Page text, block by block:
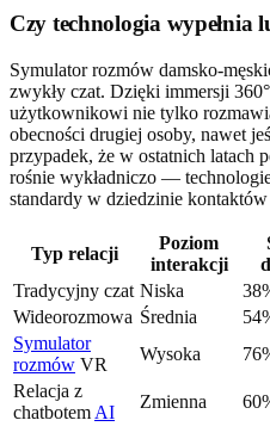
Czy technologia wypełnia
Symulator rozmów damsko-
zwykły czat. Dzięki immersji
użytkownikowi nie tylko
obecności drugiej osoby, nawet
przypadek, że w ostatnich latach
rośnie wykładniczo —
standardy w dziedzinie
Typ relacji
Poziom
interakcji
Tradycyjny czat Niska
Wideorozmowa Średnia
Symulator
rozmów VR
Wysoka
Relacja z
chatbotem AI
Zmienna